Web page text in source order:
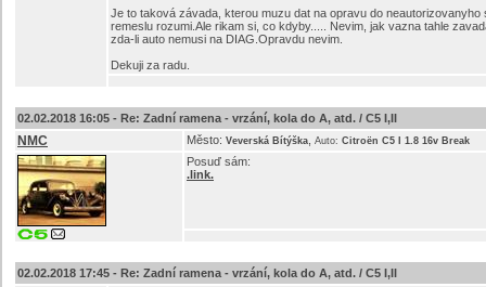
Je to taková závada, kterou muzu dat na opravu do
remeslu rozumi.Ale rikam si, co kdyby..... Nevim, jak vazna tahle
zda-li auto nemusi na DIAG.Opravdu nevim.
Dekuji za radu.
02.02.2018 16:05 - Re: Zadní ramena - vrzání, kola do A, atd. / C5 I,II
NMC Město: Veverská Bítýška Auto: Citroën C5 I 1.8 16v Break
Posuď sám:
.link.
02.02.2018 17:45 - Re: Zadní ramena - vrzání, kola do A, atd. / C5 I,II